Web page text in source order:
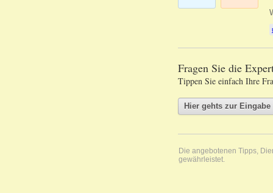
Fragen Sie die
Tippen Sie einfach Ihre
Die angebotenen Tipps,
gewährleistet.